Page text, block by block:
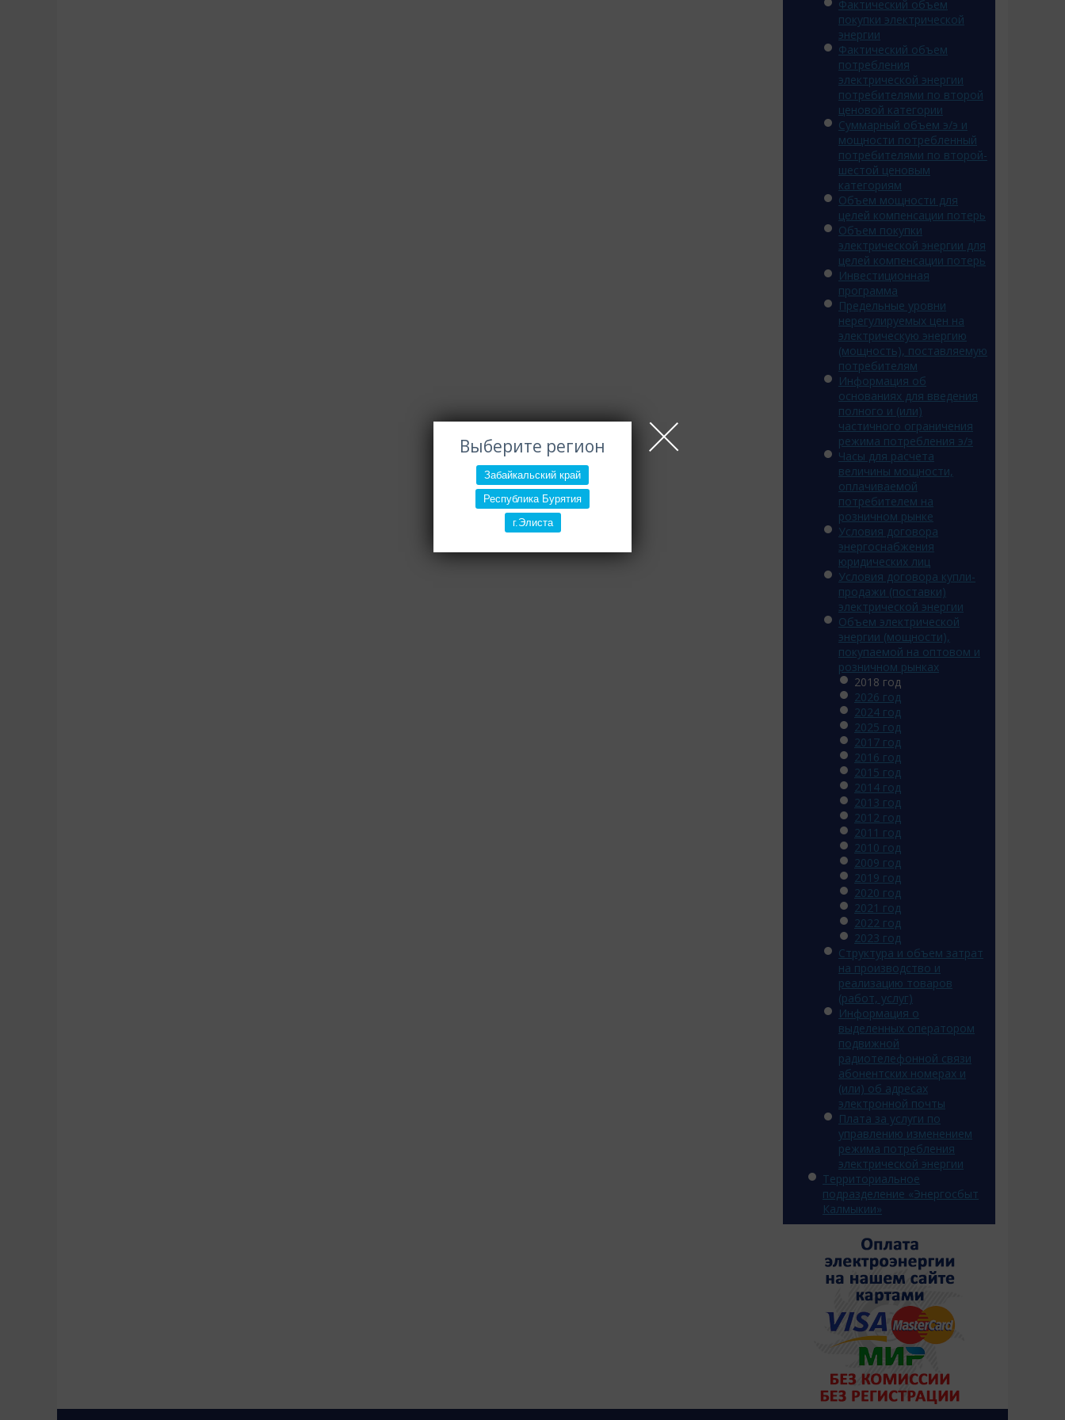
Выберите регион
Забайкальский край
Республика Бурятия
г.Элиста
Фактический объем
покупки электрической
энергии
Фактический объем
потребления
электрической энергии
потребителями по второй
ценовой категории
Суммарный объем э/э и
мощности потребленный
потребителями по второй-
шестой ценовым
категориям
Объем мощности для
целей компенсации потерь
Объем покупки
электрической энергии для
целей компенсации потерь
Инвестиционная
программа
Предельные уровни
нерегулируемых цен на
электрическую энергию
(мощность), поставляемую
потребителям
Информация об
основаниях для введения
полного и (или)
частичного ограничения
режима потребления э/э
Часы для расчета
величины мощности,
оплачиваемой
потребителем на
розничном рынке
Условия договора
энергоснабжения
юридических лиц
Условия договора купли-
продажи (поставки)
электрической энергии
Объем электрической
энергии (мощности),
покупаемой на оптовом и
розничном рынках
2018 год
2026 год
2024 год
2025 год
2017 год
2016 год
2015 год
2014 год
2013 год
2012 год
2011 год
2010 год
2009 год
2019 год
2020 год
2021 год
2022 год
2023 год
Структура и объем затрат
на производство и
реализацию товаров
(работ, услуг)
Информация о
выделенных оператором
подвижной
радиотелефонной связи
абонентских номерах и
(или) об адресах
электронной почты
Плата за услуги по
управлению изменением
режима потребления
электрической энергии
Территориальное
подразделение «Энергосбыт
Калмыкии»